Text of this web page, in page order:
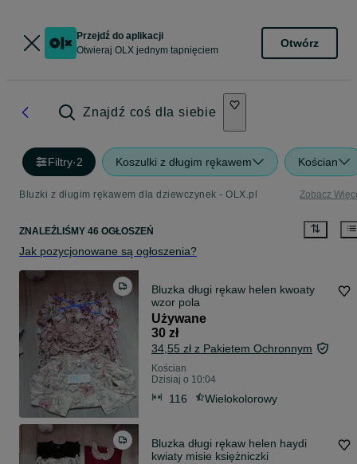
Przejdź do aplikacji
Otwieraj OLX jednym tapnięciem
Otwórz
Znajdź coś dla siebie
Filtry·2 Koszulki z długim rękawem Kościan
Bluzki z długim rękawem dla dziewczynek - OLX.pl Zobacz
ZNALEŹLIŚMY 46 OGŁOSZEŃ
Jak pozycjonowane są ogłoszenia?
Bluzka długi rękaw helen kwoaty
wzor pola
Używane
30 zł
34,55 zł z Pakietem Ochronnym
Kościan
Dzisiaj o 10:04
116 Wielokolorowy
Bluzka długi rękaw helen haydi
kwiaty misie księżniczki